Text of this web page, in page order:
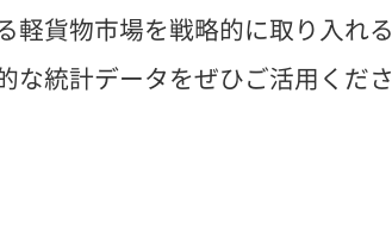
軽貨物市場を戦略的に取り入れる
な統計データをぜひご活用くださ